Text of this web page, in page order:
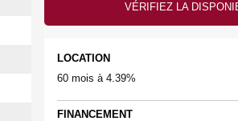
VÉRIFIEZ LA
LOCATION
60 mois à 4.39%
FINANCEMENT